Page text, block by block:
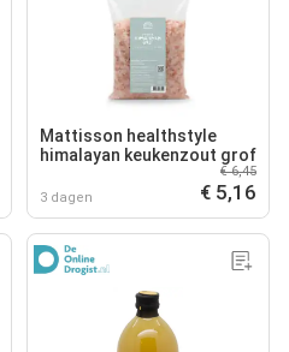
Mattisson healthstyle
himalayan keukenzout grof
3 dagen
€ 6,45
€ 5,16